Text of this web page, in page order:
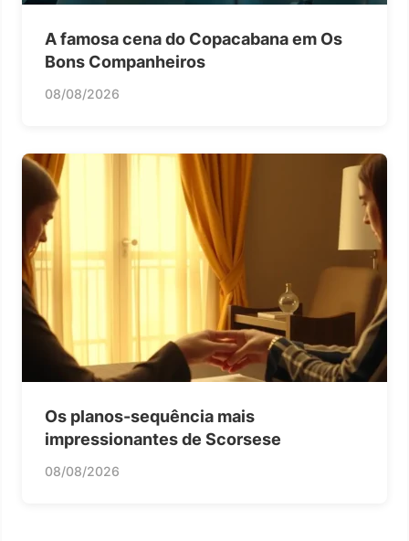
A famosa cena do Copacabana em Os
Bons Companheiros
08/08/2026
Os planos-sequência mais
impressionantes de Scorsese
08/08/2026